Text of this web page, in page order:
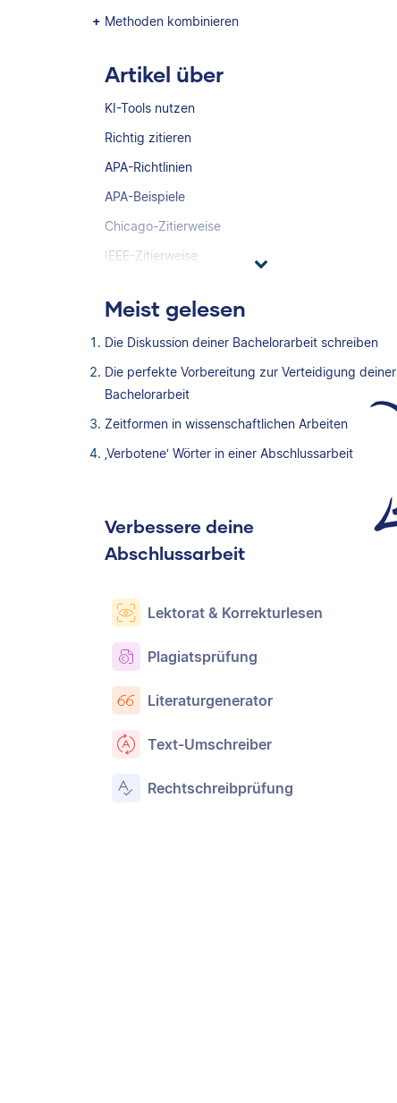
Methoden kombinieren
Artikel über
KI-Tools nutzen
Richtig zitieren
APA-Richtlinien
APA-Beispiele
Chicago-Zitierweise
IEEE-Zitierweise
Meist gelesen
Die Diskussion deiner Bachelorarbeit schreiben
Die perfekte Vorbereitung zur Verteidigung deiner
Bachelorarbeit
Zeitformen in wissenschaftlichen Arbeiten
‚Verbotene‘ Wörter in einer Abschlussarbeit
Verbessere deine
Abschlussarbeit
Lektorat & Korrekturlesen
Plagiatsprüfung
Literaturgenerator
Text-Umschreiber
Rechtschreibprüfung